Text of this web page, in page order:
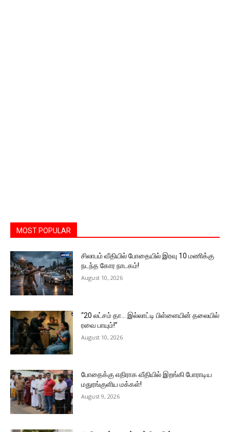
MOST POPULAR
சிலாபம் வீதியில் போதையில் இரவு 10 மணிக்கு
நடந்த கோர நாடகம்!
August 10, 2026
“20 லட்சம் தா… இல்லாட்டி பிள்ளையின் தலையில்
ரவை பாயும்!”
August 10, 2026
போதைக்கு எதிராக வீதியில் இறங்கி போராடிய
மதுரங்குளிய மக்கள்!
August 9, 2026